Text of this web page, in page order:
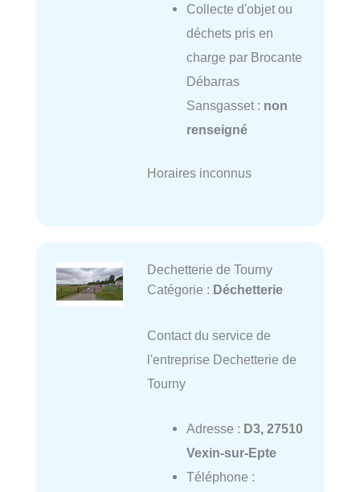
Collecte d'objet ou
déchets pris en
charge par Brocante
Débarras
Sansgasset : non
renseigné
Horaires inconnus
Dechetterie de Tourny
Catégorie : Déchetterie
Contact du service de
l'entreprise Dechetterie de
Tourny
Adresse : D3, 27510
Vexin-sur-Epte
Téléphone :